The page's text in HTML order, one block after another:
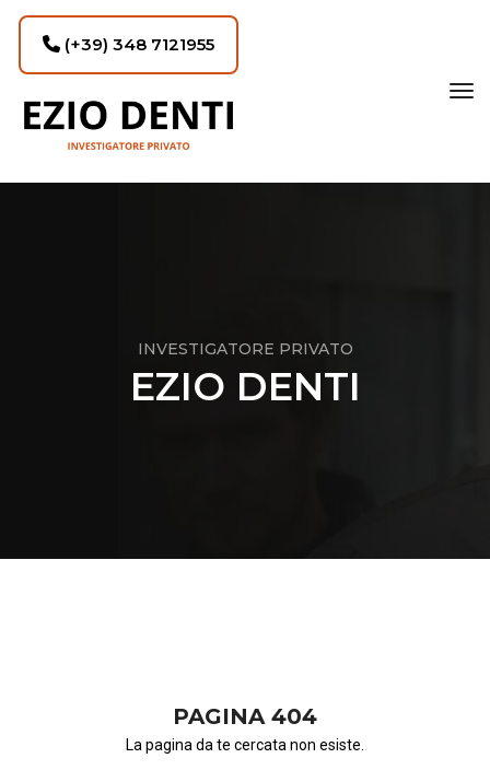
(+39) 348 7121955
INVESTIGATORE PRIVATO
EZIO DENTI
PAGINA 404
La pagina da te cercata non esiste.